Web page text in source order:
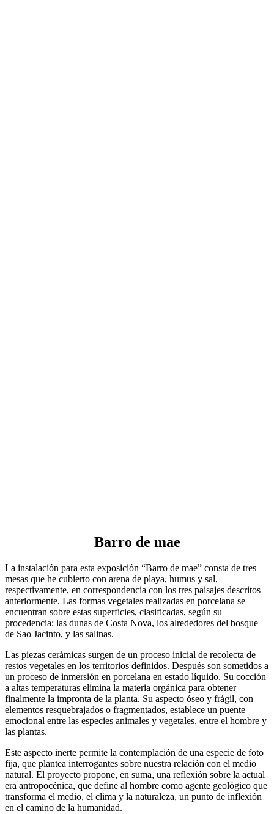
Barro de mae
La instalación para esta exposición “Barro de mae” consta de tres
mesas que he cubierto con arena de playa, humus y sal,
respectivamente, en correspondencia con los tres paisajes descritos
anteriormente. Las formas vegetales realizadas en porcelana se
encuentran sobre estas superficies, clasificadas, según su
procedencia: las dunas de Costa Nova, los alrededores del bosque
de Sao Jacinto, y las salinas.
Las piezas cerámicas surgen de un proceso inicial de recolecta de
restos vegetales en los territorios definidos. Después son sometidos a
un proceso de inmersión en porcelana en estado líquido. Su cocción
a altas temperaturas elimina la materia orgánica para obtener
finalmente la impronta de la planta. Su aspecto óseo y frágil, con
elementos resquebrajados o fragmentados, establece un puente
emocional entre las especies animales y vegetales, entre el hombre y
las plantas.
Este aspecto inerte permite la contemplación de una especie de foto
fija, que plantea interrogantes sobre nuestra relación con el medio
natural. El proyecto propone, en suma, una reflexión sobre la actual
era antropocénica, que define al hombre como agente geológico que
transforma el medio, el clima y la naturaleza, un punto de inflexión
en el camino de la humanidad.